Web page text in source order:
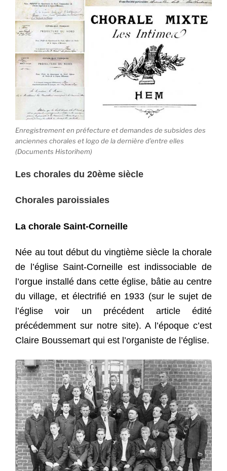
Enregistrement en préfecture et demandes de subsides des
anciennes chorales et logo de la dernière d’entre elles
(Documents Historihem)
Les chorales du 20ème siècle
Chorales paroissiales
La chorale Saint-Corneille
Née au tout début du vingtième siècle la chorale
de l’église Saint-Corneille est indissociable de
l’orgue installé dans cette église, bâtie au centre
du village, et électrifié en 1933 (sur le sujet de
l’église voir un précédent article édité
précédemment sur notre site). A l’époque c’est
Claire Boussemart qui est l’organiste de l’église.